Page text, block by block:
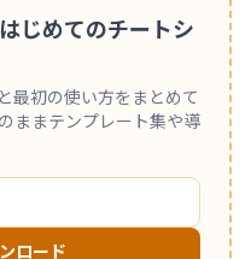
じめてのチートシ
最初の使い方をまとめて
ままテンプレート集や導
ロード